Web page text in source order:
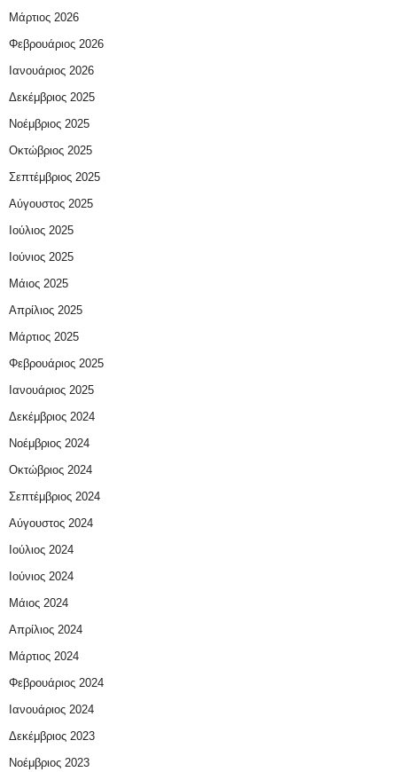
Μάρτιος 2026
Φεβρουάριος 2026
Ιανουάριος 2026
Δεκέμβριος 2025
Νοέμβριος 2025
Οκτώβριος 2025
Σεπτέμβριος 2025
Αύγουστος 2025
Ιούλιος 2025
Ιούνιος 2025
Μάιος 2025
Απρίλιος 2025
Μάρτιος 2025
Φεβρουάριος 2025
Ιανουάριος 2025
Δεκέμβριος 2024
Νοέμβριος 2024
Οκτώβριος 2024
Σεπτέμβριος 2024
Αύγουστος 2024
Ιούλιος 2024
Ιούνιος 2024
Μάιος 2024
Απρίλιος 2024
Μάρτιος 2024
Φεβρουάριος 2024
Ιανουάριος 2024
Δεκέμβριος 2023
Νοέμβριος 2023